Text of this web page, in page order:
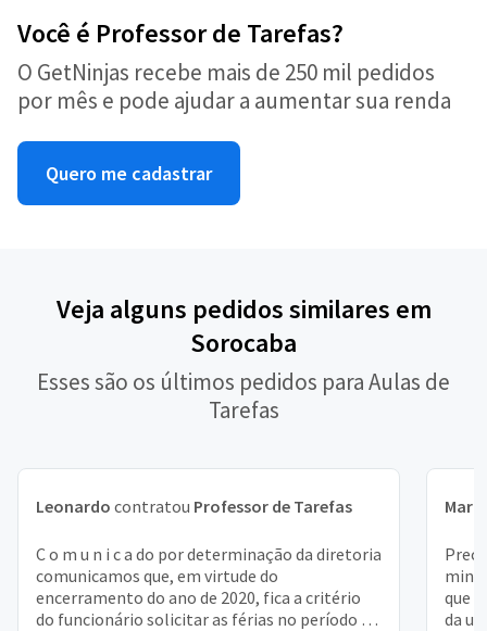
Você é Professor de Tarefas?
O GetNinjas recebe mais de 250 mil pedidos
por mês e pode ajudar a aumentar sua renda
Quero me cadastrar
Veja alguns pedidos similares em
Sorocaba
Esses são os últimos pedidos para Aulas de
Tarefas
Leonardo contratou Professor de Tarefas
C o m u n i c a do por determinação da diretoria
comunicamos que, em virtude do
encerramento do ano de 2020, fica a critério
do funcionário solicitar as férias no período de
Maria
que
da